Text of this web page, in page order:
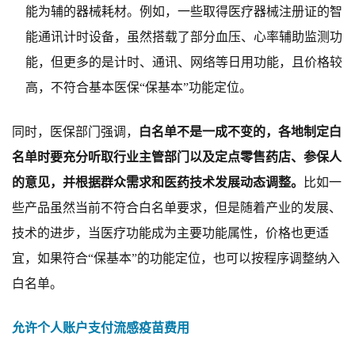
能为辅的器械耗材。 例如，一些取得医疗器械注册证的智
能通讯计时设备， 虽然搭载了部分血压、 心率辅助监测功
能， 但更多的是计时、通讯、 网络等日用功能，且价格较
高，不符合基本医保“保基本”功能定位。
同时，医保部门强调， 白名单不是一成不变的， 各地制定白
名单时要充分听取行业主管部门以及定点零售药店、参保人
的意见， 并根据群众需求和医药技术发展动态调整。 比如一
些产品虽然当前不符合白名单要求， 但是随着产业的发展、
技术的进步，当医疗功能成为主要功能属性，价格也更适
宜，如果符合“保基本”的功能定位， 也可以按程序调整纳入
白名单。
允许个人账户支付流感疫苗费用